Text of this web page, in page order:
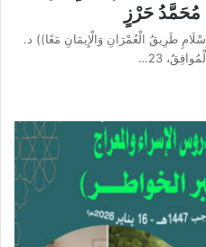
مُحَمَّدُ حَرْزٍ
طَرِيقُ الْعُمْرَانِ وَالْإِيمَانِ مَعًا)) د.